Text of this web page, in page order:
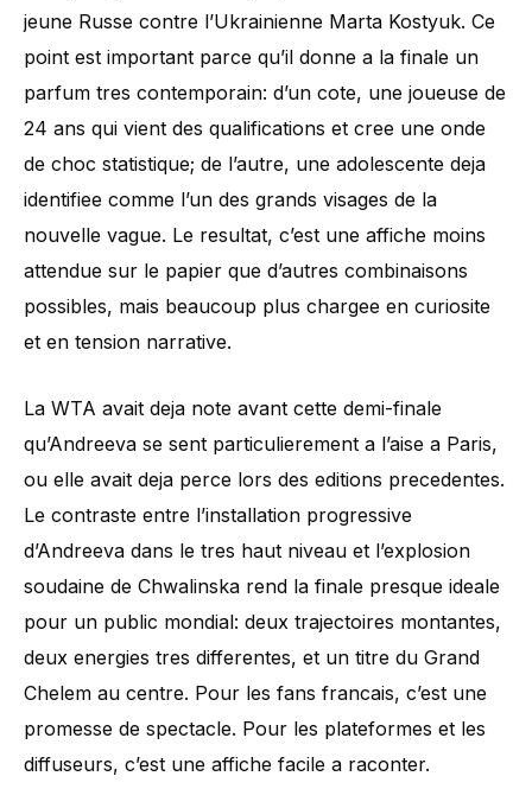
jeune Russe contre l’Ukrainienne Marta Kostyuk. Ce
point est important parce qu’il donne a la finale un
parfum tres contemporain: d’un cote, une joueuse de
24 ans qui vient des qualifications et cree une onde
de choc statistique; de l’autre, une adolescente deja
identifiee comme l’un des grands visages de la
nouvelle vague. Le resultat, c’est une affiche moins
attendue sur le papier que d’autres combinaisons
possibles, mais beaucoup plus chargee en curiosite
et en tension narrative.
La WTA avait deja note avant cette demi-finale
qu’Andreeva se sent particulierement a l’aise a Paris,
ou elle avait deja perce lors des editions precedentes.
Le contraste entre l’installation progressive
d’Andreeva dans le tres haut niveau et l’explosion
soudaine de Chwalinska rend la finale presque ideale
pour un public mondial: deux trajectoires montantes,
deux energies tres differentes, et un titre du Grand
Chelem au centre. Pour les fans francais, c’est une
promesse de spectacle. Pour les plateformes et les
diffuseurs, c’est une affiche facile a raconter.